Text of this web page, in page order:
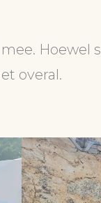
Hoewel
overal.